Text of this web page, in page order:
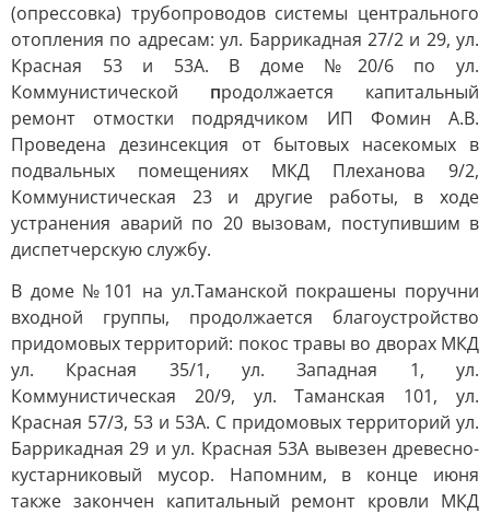
(опрессовка) трубопроводов системы центрального
отопления по адресам: ул. Баррикадная 27/2 и 29, ул.
Красная 53 и 53А. В доме №20/6 по ул.
Коммунистической продолжается капитальный
ремонт отмостки подрядчиком ИП Фомин А.В.
Проведена дезинсекция от бытовых насекомых в
подвальных помещениях МКД Плеханова 9/2,
Коммунистическая 23 и другие работы, в ходе
устранения аварий по 20 вызовам, поступившим в
диспетчерскую службу.
В доме №101 на ул.Таманской покрашены поручни
входной группы, продолжается благоустройство
придомовых территорий: покос травы во дворах МКД
ул. Красная 35/1, ул. Западная 1, ул.
Коммунистическая 20/9, ул. Таманская 101, ул.
Красная 57/3, 53 и 53А. С придомовых территорий ул.
Баррикадная 29 и ул. Красная 53А вывезен древесно-
кустарниковый мусор. Напомним, в конце июня
также закончен капитальный ремонт кровли МКД